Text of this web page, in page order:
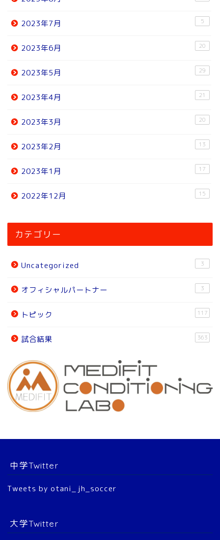
2023年7月 5
2023年6月 20
2023年5月 29
2023年4月 21
2023年3月 20
2023年2月 13
2023年1月 17
2022年12月 15
カテゴリー
Uncategorized 3
オフィシャルパートナー 3
トピック 117
試合結果 363
中学Twitter
Tweets by otani_jh_soccer
大学Twitter
ニュース
チーム紹介
チーム紹介
選 手